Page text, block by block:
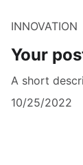
INNOVATION
Your
A short
10/25/2022